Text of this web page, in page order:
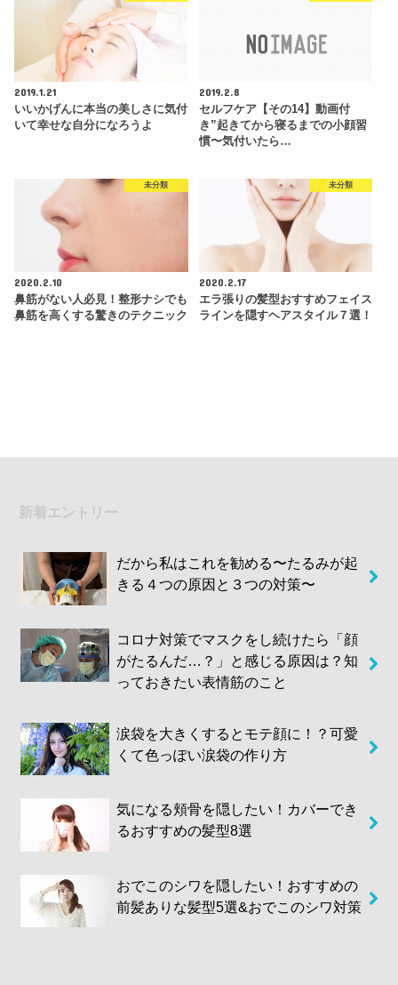
2019.1.21
いいかげんに本当の美しさに気付
いて幸せな自分になろうよ
2019.2.8
セルフケア【その14】動画付
き”起きてから寝るまでの小顔習
慣〜気付いたら…
未分類
2020.2.10
鼻筋がない人必見！整形ナシでも
鼻筋を高くする驚きのテクニック
未分類
2020.2.17
エラ張りの髪型おすすめフェイス
ラインを隠すヘアスタイル７選！
新着エントリー
だから私はこれを勧める〜たるみが起
きる４つの原因と３つの対策〜
コロナ対策でマスクをし続けたら「顔
がたるんだ…？」と感じる原因は？知
っておきたい表情筋のこと
涙袋を大きくするとモテ顔に！？可愛
くて色っぽい涙袋の作り方
気になる頬骨を隠したい！カバーでき
るおすすめの髪型8選
おでこのシワを隠したい！おすすめの
前髪ありな髪型5選&おでこのシワ対策